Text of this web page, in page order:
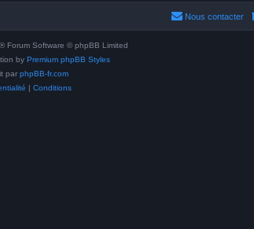
Nous contacter
® Forum Software © phpBB Limited
by Premium phpBB Styles
par phpBB-fr.com
| Conditions